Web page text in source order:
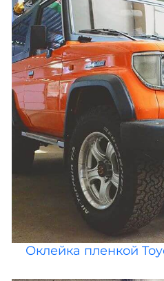
Оклейка пленкой